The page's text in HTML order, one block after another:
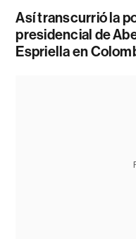
Así transcurrió la
presidencial de
Espriella en